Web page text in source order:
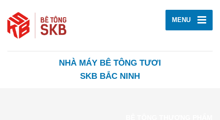
MENU
NHÀ MÁY BÊ TÔNG TƯƠI
SKB BẮC NINH